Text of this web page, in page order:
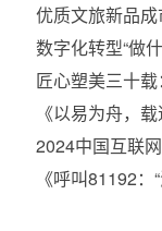
优质文旅新品
数字化转型“做
匠心塑美三十
之路
《以易为舟，
2024中国互联
《呼叫81192